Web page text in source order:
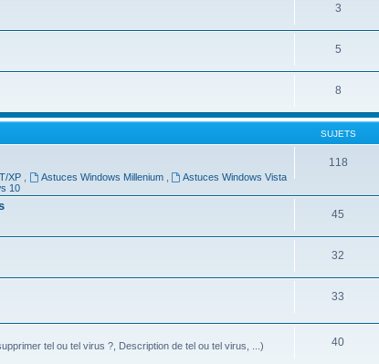
3
5
8
SUJETS
XP Astuces Windows Millenium
Astuces Windows Vista
10
118
45
32
33
tel ou tel virus ?, Description de tel ou tel virus, ...)
40